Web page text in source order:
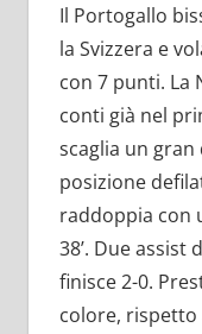
Il Portogallo
la Svizzera e
con 7 punti. La
conti già nel
scaglia un
posizione
raddoppia con
38’. Due assist
finisce 2-0.
colore,